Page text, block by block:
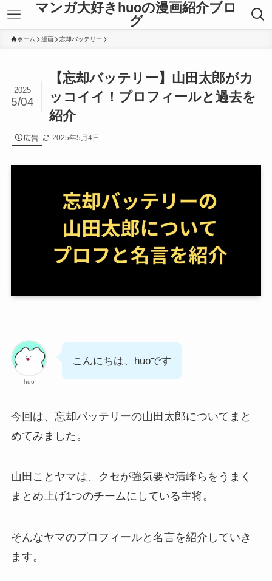
マンガ大好きhuoの漫画紹介ブロ
グ
ホーム 漫画 忘却バッテリー
【忘却バッテリー】山田太郎がカ
ッコイイ！プロフィールと過去を
紹介
2025
5/04
広告 2025年5月4日
huo
こんにちは、huoです
今回は、忘却バッテリーの山田太郎についてまと
めてみました。
山田ことヤマは、クセが強気要や清峰らをうまく
まとめ上げ1つのチームにしている主将。
そんなヤマのプロフィールと名言を紹介していき
ます。